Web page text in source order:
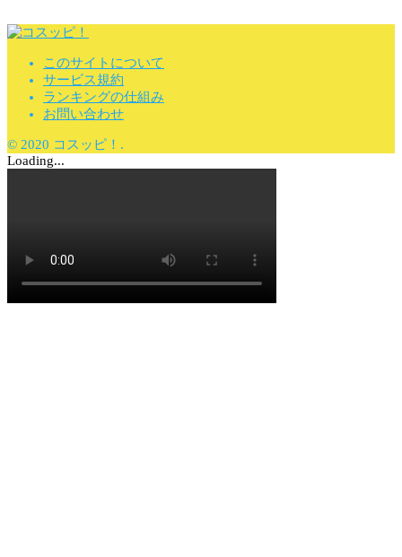
このサイトについて
サービス規約
ランキングの仕組み
お問い合わせ
© 2020 コスッピ！.
Loading...